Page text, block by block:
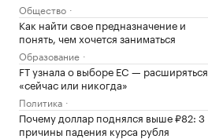
Общество
Как найти свое предназначение и
понять, чем хочется заниматься
Образование
FT узнала о выборе ЕС — расширяться
«сейчас или никогда»
Политика
Почему доллар поднялся выше ₽82: 3
причины падения курса рубля